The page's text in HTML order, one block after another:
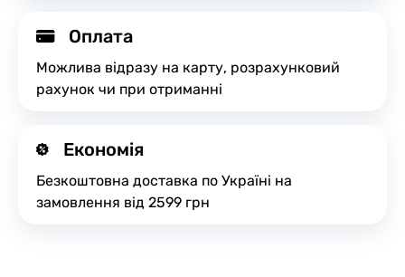
Оплата
Можлива відразу на карту, розрахунковий
рахунок чи при отриманні
Економія
Безкоштовна доставка по Україні на
замовлення від 2599 грн